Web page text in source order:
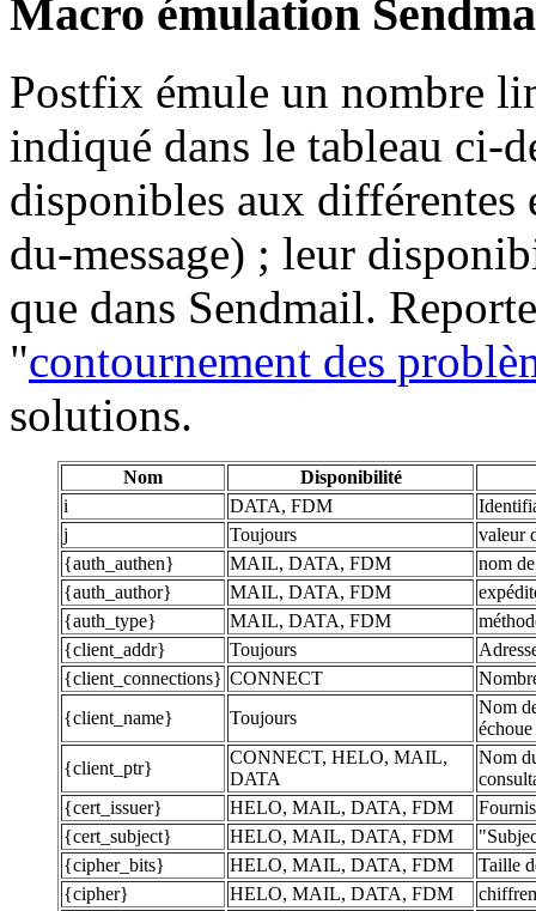
Macro émulation
Postfix émule un nombre
indiqué dans le tableau ci-
disponibles aux
du-message) ; leur
que dans Sendmail.
"contournement des
solutions.
Nom
Disponibilité
i
DATA, FDM
j
Toujours
valeur
{auth_authen}
MAIL, DATA, FDM
nom
{auth_author}
MAIL, DATA, FDM
{auth_type}
MAIL, DATA, FDM
{client_addr}
Toujours
{client_connections} CONNECT
{client_name}
Toujours
Nom
échoue
{client_ptr}
CONNECT, HELO, MAIL,
DATA
Nom
{cert_issuer}
HELO, MAIL, DATA, FDM
{cert_subject}
HELO, MAIL, DATA, FDM
{cipher_bits}
HELO, MAIL, DATA, FDM
Taille
{cipher}
HELO, MAIL, DATA, FDM